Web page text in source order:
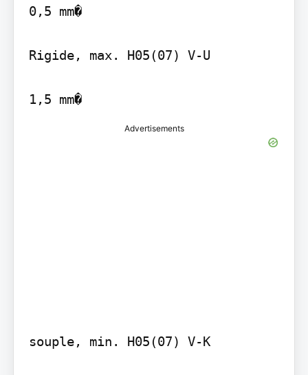
0,5 mm�
Rigide, max. H05(07) V-U
1,5 mm�
Advertisements
souple, min. H05(07) V-K